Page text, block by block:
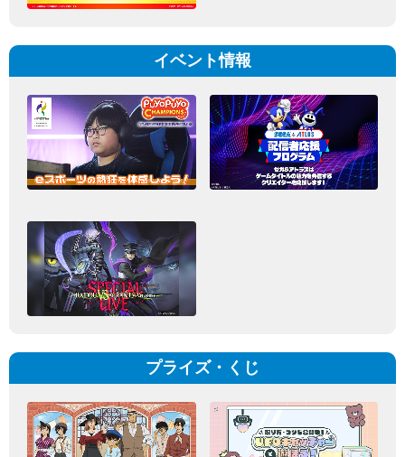
イベント情報
プライズ・くじ